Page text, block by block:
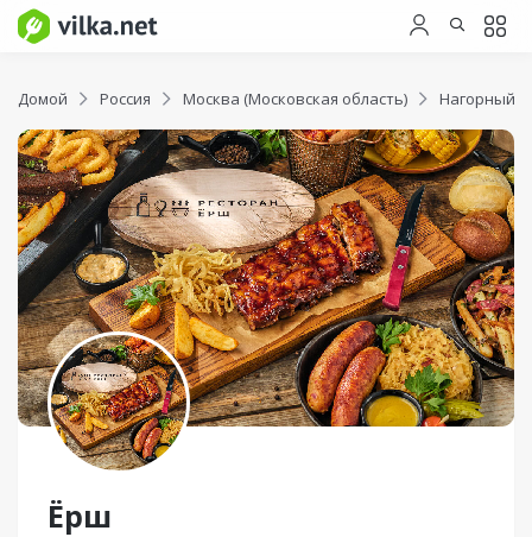
Домой Россия Москва (Московская область) Нагорный
Ёрш